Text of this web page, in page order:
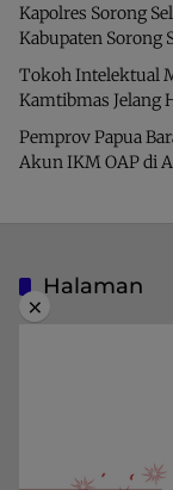
Kapolres Sorong
Kabupaten Sorong
Tokoh Intelektual
Kamtibmas Jelang
Pemprov Papua
Akun IKM OAP di
Halaman
×